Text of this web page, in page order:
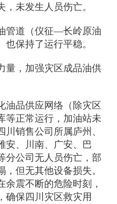
未发生人员伤亡。
道（仪征—长岭原油
保持了运行平稳。
，加强灾区成品油供
品供应网络（除灾区
等正常运行，加油站未
销售公司所属庐州、
安、川南、广安、巴
分公司无人员伤亡，部
但无其他设备损失。
余震不断的危险时刻，
确保四川灾区救灾用